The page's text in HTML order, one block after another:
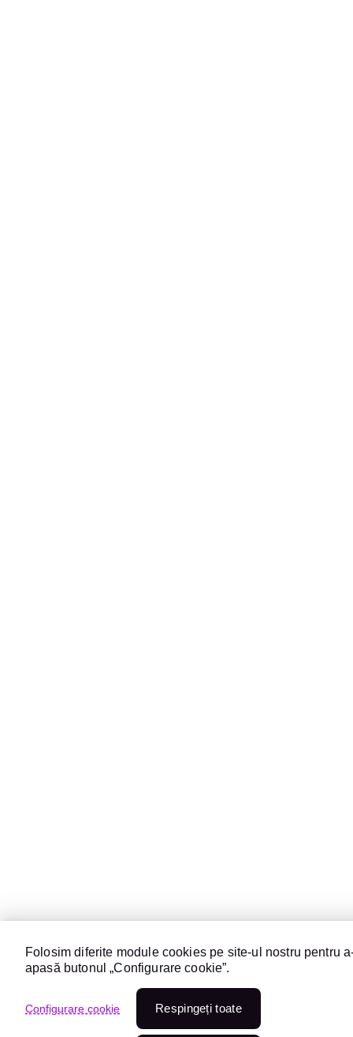
Folosim diferite module cookies pe site-ul nostru pentru
apasă butonul „Configurare cookie”.
Configurare cookie Respingeți toate